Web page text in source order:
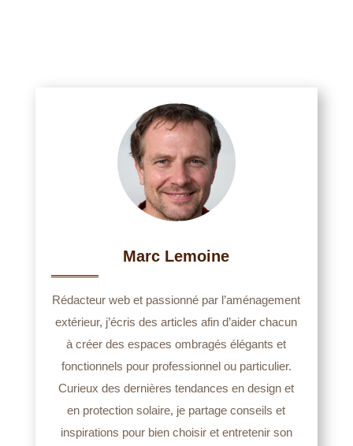
Marc Lemoine
Rédacteur web et passionné par l’aménagement
extérieur, j’écris des articles afin d’aider chacun
à créer des espaces ombragés élégants et
fonctionnels pour professionnel ou particulier.
Curieux des dernières tendances en design et
en protection solaire, je partage conseils et
inspirations pour bien choisir et entretenir son